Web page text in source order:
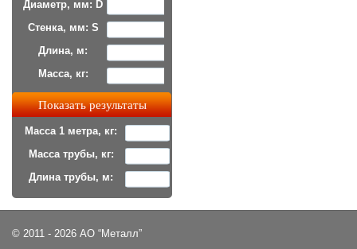
Диаметр, мм: D
Стенка, мм: S
Длина, м:
Масса, кг:
Масса 1 метра, кг:
Масса трубы, кг:
Длина трубы, м:
© 2011 - 2026 АО “Металл”